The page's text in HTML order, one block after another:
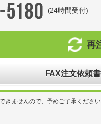
(24時間受付)
再
FAX注文依頼
ませんので、予めご了承ください